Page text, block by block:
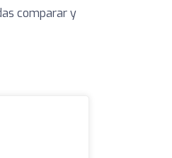
comparar y